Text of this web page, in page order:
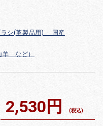
ラシ(革製品用) 国産
羊 など）
2,530円 (税込)